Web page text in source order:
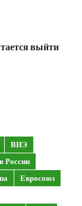
выйти
ВИЭ
России
Евросоюз